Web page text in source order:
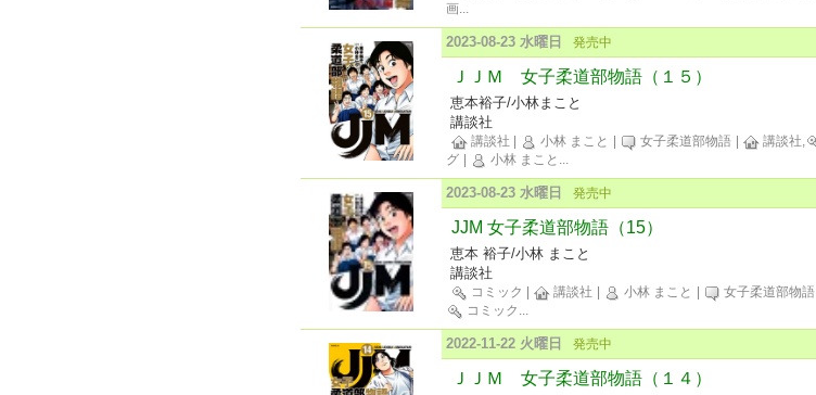
画...
2023-08-23 水曜日 発売中
ＪＪＭ 女子柔道部物語（１５）
恵本裕子/小林まこと
講談社
講談社 小林 まこと 女子柔道部物語 講談社,
グ
小林 まこと ...
2023-08-23 水曜日 発売中
JJM 女子柔道部物語（15）
恵本 裕子/小林 まこと
講談社
コミック 講談社 小林 まこと 女子柔道部物語
コミック ...
2022-11-22 火曜日 発売中
ＪＪＭ 女子柔道部物語（１４）